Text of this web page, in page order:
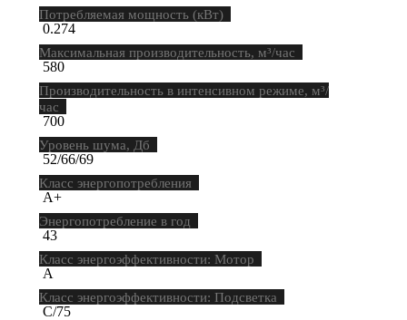
Потребляемая мощность (кВт)
0.274
Максимальная производительность, м³/час
580
Производительность в интенсивном режиме, м³/
час
700
Уровень шума, Дб
52/66/69
Класс энергопотребления
A+
Энергопотребление в год
43
Класс энергоэффективности: Мотор
A
Класс энергоэффективности: Подсветка
C/75